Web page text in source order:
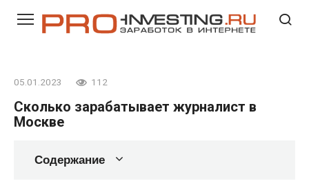
05.01.2023 112
Сколько зарабатывает журналист в
Москве
Содержание